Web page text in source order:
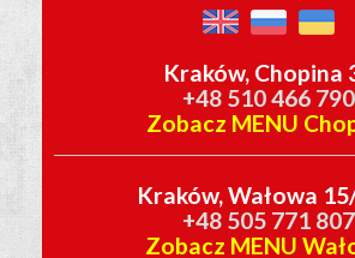
Kraków, Chopina
+48 510 466 790
Zobacz MENU
Kraków, Wałowa
+48 505 771 807
Zobacz MENU